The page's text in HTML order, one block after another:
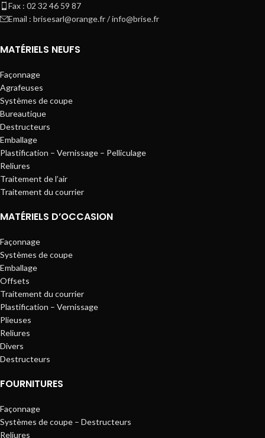
Fax : 02 32 46 59 87
Email : brisesarl@orange.fr / info@brise.fr
MATÉRIELS NEUFS
Façonnage
Agrafeuses
Systèmes de coupe
Bureautique
Destructeurs
Emballage
Plastification – Vernissage – Pelliculage
Reliures
Traitement de l’air
Traitement du courrier
MATÉRIELS D’OCCASION
Façonnage
Systèmes de coupe
Emballage
Offsets
Traitement du courrier
Plastification – Vernissage
Plieuses
Reliures
Divers
Destructeurs
FOURNITURES
Façonnage
Systèmes de coupe – Destructeurs
Reliures